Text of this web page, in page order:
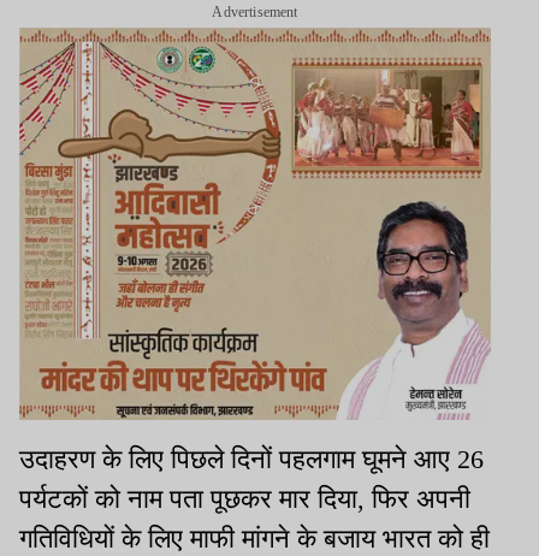
Advertisement
उदाहरण के लिए पिछले दिनों पहलगाम घूमने आए 26
पर्यटकों को नाम पता पूछकर मार दिया, फिर अपनी
गतिविधियों के लिए माफी मांगने के बजाय भारत को ही